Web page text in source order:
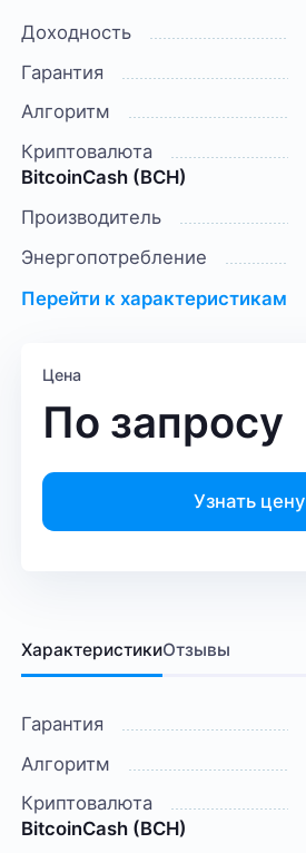
Доходность
Гарантия
Алгоритм
Криптовалюта
BitcoinCash (BCH)
Производитель
Энергопотребление
Перейти к характеристикам
Цена
По запросу
Узнать цену
ХарактеристикиОтзывы
Гарантия
Алгоритм
Криптовалюта
BitcoinCash (BCH)